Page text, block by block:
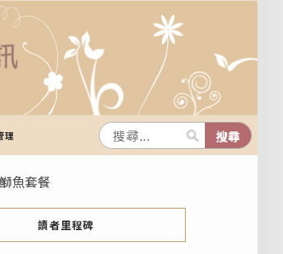
理
魚套餐
讀者里程碑